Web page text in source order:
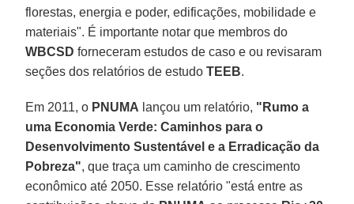
florestas, energia e poder, edificações, mobilidade e
materiais". É importante notar que membros do
WBCSD forneceram estudos de caso e ou revisaram
seções dos relatórios de estudoTEEB.
Em 2011, o PNUMA lançou um relatório, "Rumo a
uma Economia Verde: Caminhos para o
Desenvolvimento Sustentável e a Erradicação da
Pobreza", que traça um caminho de crescimento
econômico até 2050. Esse relatório "está entre as